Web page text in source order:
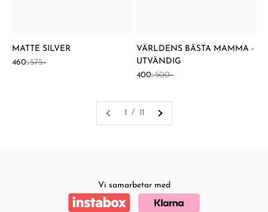
MATTE SILVER
REA-pris
460:-Pris
575:-
VÄRLDENS BÄSTA MAMMA -
UTVÄNDIG
REA-pris
400:-Pris
500:-
1 / 11
Vi samarbetar med